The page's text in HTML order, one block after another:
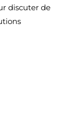
discuter de